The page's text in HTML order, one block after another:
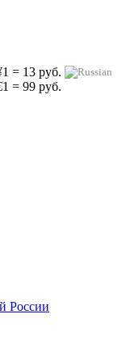
= 13 руб.
= 99 руб.
России